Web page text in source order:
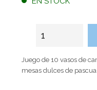
Juego de 10 vasos de
mesas dulces de